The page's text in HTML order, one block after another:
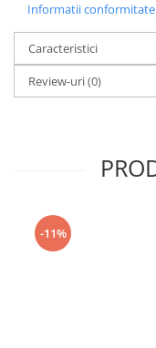
Informatii
Caracteristici
Review-uri(0)
-11%